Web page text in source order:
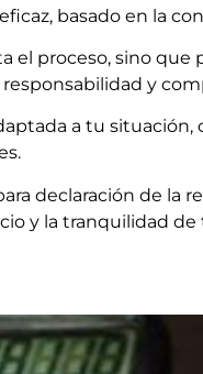
basado en la
el proceso, sino
y
a tu
declaración de
y la tranquilidad